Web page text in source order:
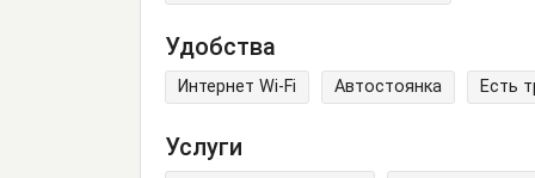
Удобства
Интернет Wi-Fi Автостоянка Есть
Услуги